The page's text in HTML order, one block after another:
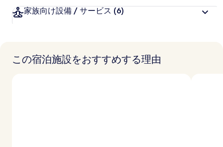
家族向け設備 / サービス (6)
この宿泊施設をおすすめする理由